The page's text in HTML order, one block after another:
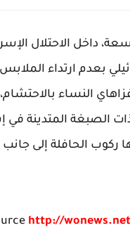
داخل الاحتلال
بعدم ارتداء
غزاهاي النساء
المتدينة في
الحافلة إلى جانب
http://